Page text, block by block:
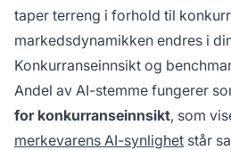
taper terreng i forhold til
markedsdynamikken endres i
Konkurranseinnsikt og
Andel av AI-stemme fungerer
for konkurranseinnsikt, som
merkevarens AI-synlighet står